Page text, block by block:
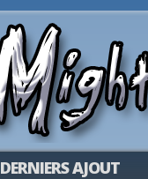
DERNIERS AJOUT